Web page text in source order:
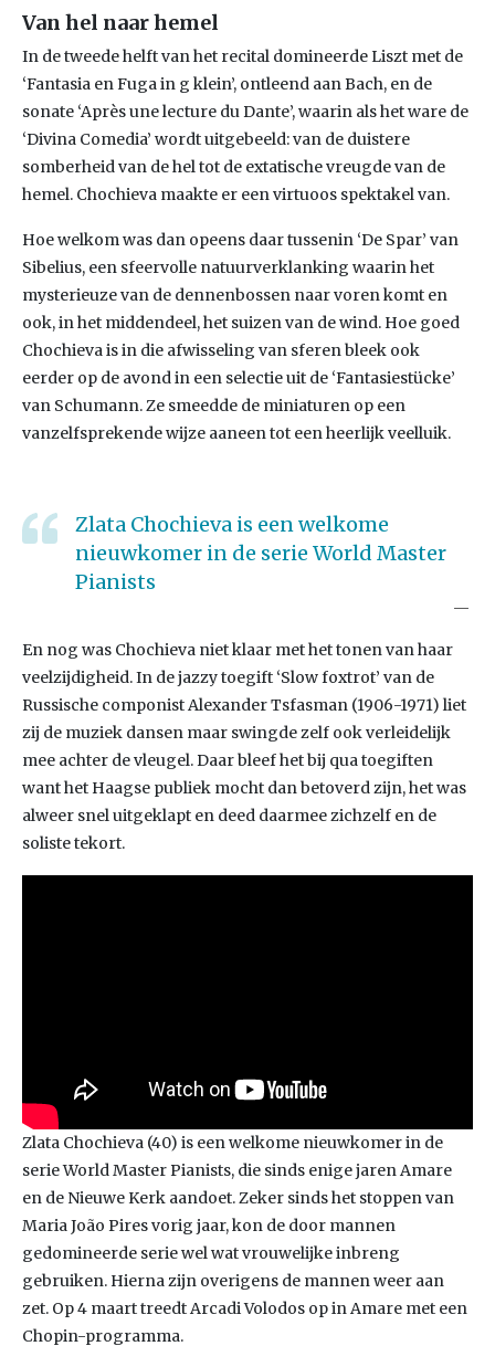
Van hel naar hemel
In de tweede helft van het recital domineerde Liszt met de
‘Fantasia en Fuga in g klein’, ontleend aan Bach, en de
sonate ‘Après une lecture du Dante’, waarin als het ware de
‘Divina Comedia’ wordt uitgebeeld: van de duistere
somberheid van de hel tot de extatische vreugde van de
hemel. Chochieva maakte er een virtuoos spektakel van.
Hoe welkom was dan opeens daar tussenin ‘De Spar’ van
Sibelius, een sfeervolle natuurverklanking waarin het
mysterieuze van de dennenbossen naar voren komt en
ook, in het middendeel, het suizen van de wind. Hoe goed
Chochieva is in die afwisseling van sferen bleek ook
eerder op de avond in een selectie uit de ‘Fantasiestücke’
van Schumann. Ze smeedde de miniaturen op een
vanzelfsprekende wijze aaneen tot een heerlijk veelluik.
Zlata Chochieva is een welkome
nieuwkomer in de serie World Master
Pianists
En nog was Chochieva niet klaar met het tonen van haar
veelzijdigheid. In de jazzy toegift ‘Slow foxtrot’ van de
Russische componist Alexander Tsfasman (1906-1971) liet
zij de muziek dansen maar swingde zelf ook verleidelijk
mee achter de vleugel. Daar bleef het bij qua toegiften
want het Haagse publiek mocht dan betoverd zijn, het was
alweer snel uitgeklapt en deed daarmee zichzelf en de
soliste tekort.
Zlata Chochieva (40) is een welkome nieuwkomer in de
serie World Master Pianists, die sinds enige jaren Amare
en de Nieuwe Kerk aandoet. Zeker sinds het stoppen van
Maria João Pires vorig jaar, kon de door mannen
gedomineerde serie wel wat vrouwelijke inbreng
gebruiken. Hierna zijn overigens de mannen weer aan
zet. Op 4 maart treedt Arcadi Volodos op in Amare met een
Chopin-programma.